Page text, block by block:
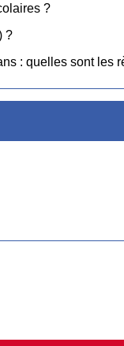
?
?
: quelles sont les